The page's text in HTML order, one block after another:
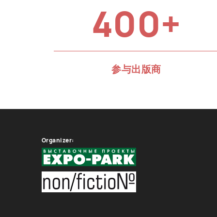
400+
参与出版商
Organizer: